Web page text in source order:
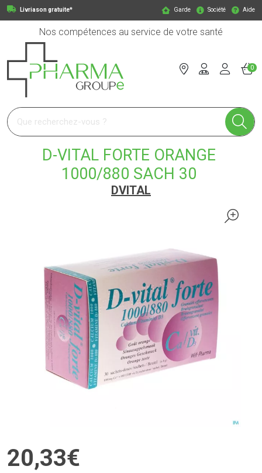
Livriason gratuite* Garde Société Aide
Nos compétences au service de votre santé
Pharmagroupe Votre pharmacie en ligne à votre service
0
D-VITAL FORTE ORANGE
1000/880 SACH 30
DVITAL
20,33€